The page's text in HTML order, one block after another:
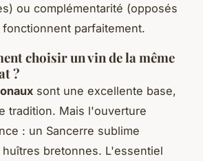
ou complémentarité (opposés
parfaitement.
choisir un vin de la même
?
sont une excellente base,
tradition. Mais l'ouverture
: un Sancerre sublime
bretonnes. L'essentiel